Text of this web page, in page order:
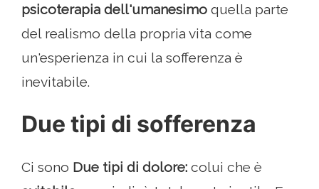
psicoterapia dell'umanesimo quella parte
del realismo della propria vita come
un'esperienza in cui la sofferenza è
inevitabile.
Due tipi di sofferenza
Ci sono Due tipi di dolore: colui che è